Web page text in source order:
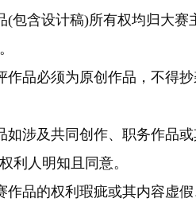
包含设计稿)所有权均归大赛
品必须为原创作品，不得
涉及共同创作、职务作品
利人明知且同意。
品的权利瑕疵或其内容虚